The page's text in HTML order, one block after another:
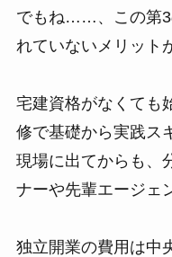
でもね……、この第3
れていないメリット
宅建資格がなくても
修で基礎から実践ス
現場に出てからも、
ナーや先輩エージェ
独立開業の費用は中